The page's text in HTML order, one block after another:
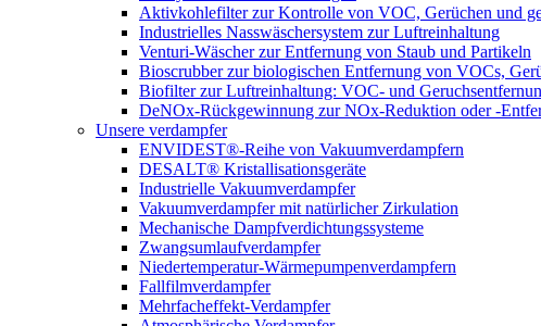
Aktivkohlefilter zur Kontrolle von VOC, Gerüchen und
Industrielles Nasswäschersystem zur Luftreinhaltung
Venturi-Wäscher zur Entfernung von Staub und Partikeln
Bioscrubber zur biologischen Entfernung von VOCs,
Biofilter zur Luftreinhaltung: VOC- und
DeNOx-Rückgewinnung zur NOx-Reduktion oder -
Unsere verdampfer
ENVIDEST®-Reihe von Vakuumverdampfern
DESALT® Kristallisationsgeräte
Industrielle Vakuumverdampfer
Vakuumverdampfer mit natürlicher Zirkulation
Mechanische Dampfverdichtungssysteme
Zwangsumlaufverdampfer
Niedertemperatur-Wärmepumpenverdampfern
Fallfilmverdampfer
Mehrfacheffekt-Verdampfer